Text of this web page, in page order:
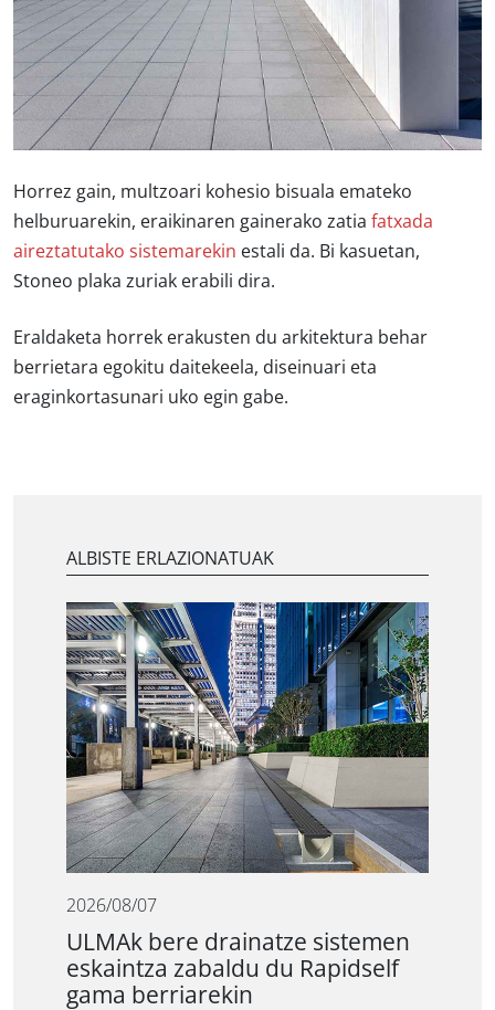
Horrez gain, multzoari kohesio bisuala emateko
helburuarekin, eraikinaren gainerako zatia fatxada
aireztatutako sistemarekin estali da. Bi kasuetan,
Stoneo plaka zuriak erabili dira.
Eraldaketa horrek erakusten du arkitektura behar
berrietara egokitu daitekeela, diseinuari eta
eraginkortasunari uko egin gabe.
ALBISTE ERLAZIONATUAK
2026/08/07
ULMAk bere drainatze sistemen
eskaintza zabaldu du Rapidself
gama berriarekin